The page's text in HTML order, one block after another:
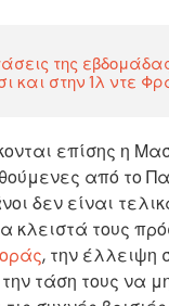
της
και στην Ίλ ντε
επίσης η
από το
δεν είναι
κλειστά τους
, την έλλειψη
την τάση τους να